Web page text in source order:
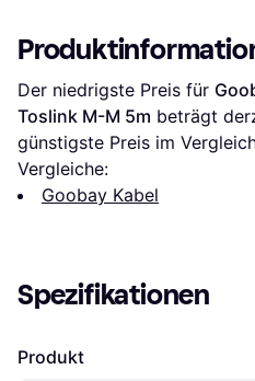
Der niedrigste Preis für
Toslink M-M 5m beträgt
günstigste Preis im
Vergleiche:
Goobay Kabel
Spezifikationen
Produkt